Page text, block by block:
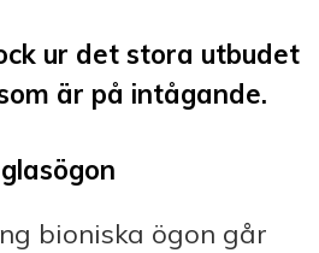
ur det stora utbudet
är på intågande.
bioniska ögon går